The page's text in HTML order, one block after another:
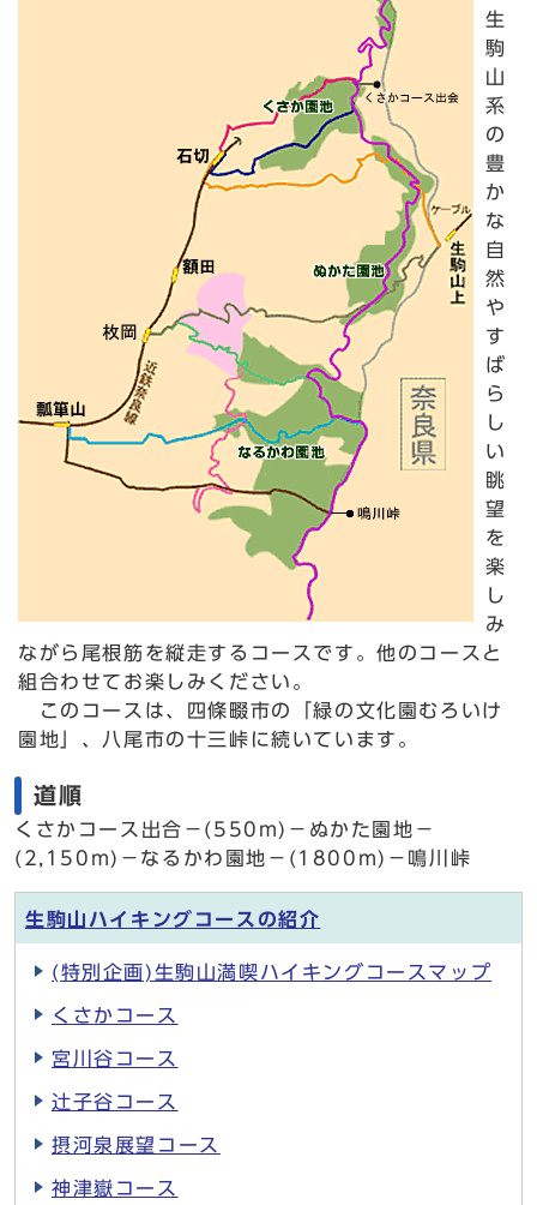
生
駒
山
系
の
豊
か
な
自
然
や
す
ば
ら
し
い
眺
望
を
楽
し
み
ながら尾根筋を縦走するコースです。他のコースと
組合わせてお楽しみください。
このコースは、四條畷市の「緑の文化園むろいけ
園地」、八尾市の十三峠に続いています。
道順
くさかコース出合－(550m)－ぬかた園地－
(2,150m)－なるかわ園地－(1800m)－鳴川峠
生駒山ハイキングコースの紹介
(特別企画)生駒山満喫ハイキングコースマップ
くさかコース
宮川谷コース
辻子谷コース
摂河泉展望コース
神津嶽コース